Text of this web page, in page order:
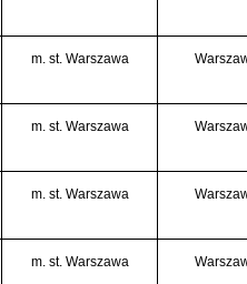
m. st. Warszawa
m. st. Warszawa
m. st. Warszawa
m. st. Warszawa